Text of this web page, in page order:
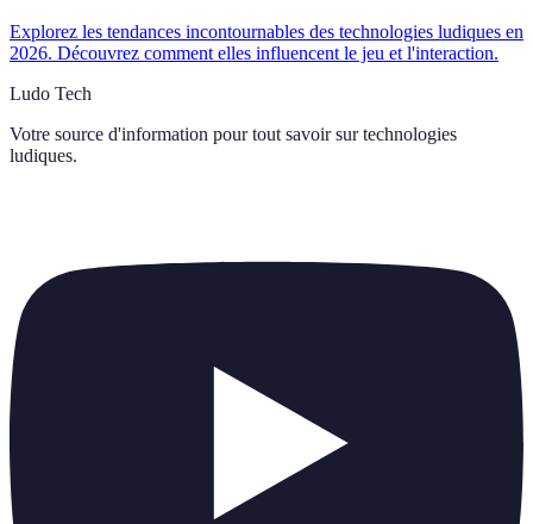
Explorez les tendances incontournables des technologies ludiques en
2026. Découvrez comment elles influencent le jeu et l'interaction.
Ludo Tech
Votre source d'information pour tout savoir sur technologies
ludiques.